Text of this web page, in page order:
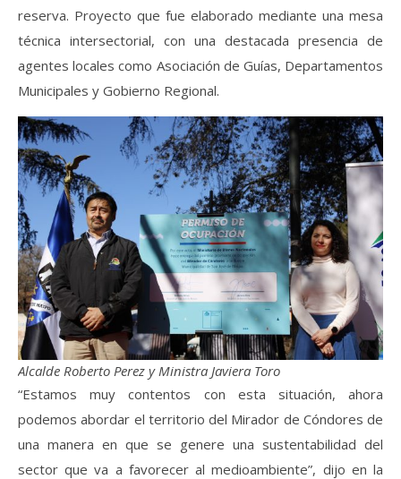
reserva. Proyecto que fue elaborado mediante una mesa
técnica intersectorial, con una destacada presencia de
agentes locales como Asociación de Guías, Departamentos
Municipales y Gobierno Regional.
Alcalde Roberto Perez y Ministra Javiera Toro
“Estamos muy contentos con esta situación, ahora
podemos abordar el territorio del Mirador de Cóndores de
una manera en que se genere una sustentabilidad del
sector que va a favorecer al medioambiente”, dijo en la